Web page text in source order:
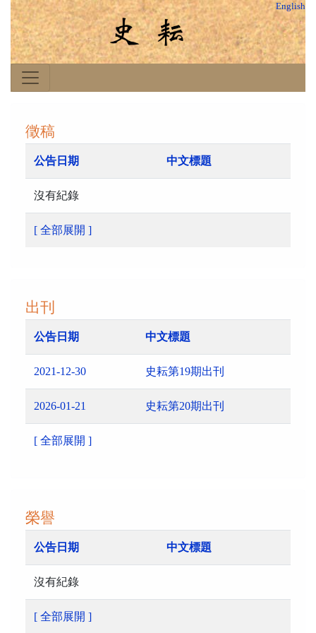
English
徵稿
公告日期 中文標題
沒有紀錄
[ 全部展開 ]
出刊
公告日期 中文標題
2021-12-30 史耘第19期出刊
2026-01-21 史耘第20期出刊
[ 全部展開 ]
榮譽
公告日期 中文標題
沒有紀錄
[ 全部展開 ]